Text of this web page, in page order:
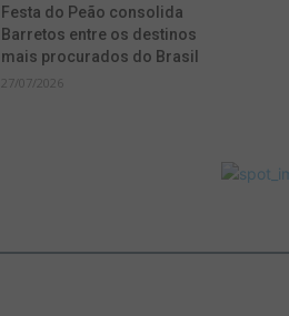
Festa do Peão consolida
Barretos entre os destinos
mais procurados do Brasil
27/07/2026